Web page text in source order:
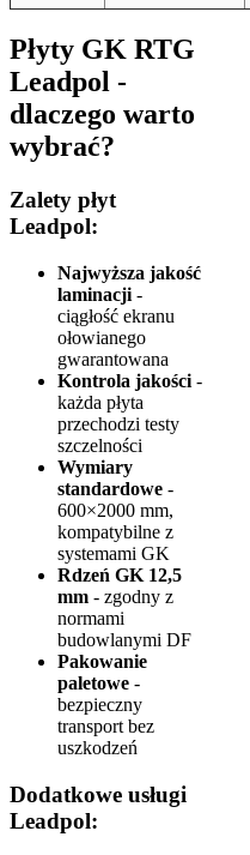
Płyty GK RTG
Leadpol -
dlaczego warto
wybrać?
Zalety płyt
Leadpol:
Najwyższa jakość
laminacji -
ciągłość ekranu
ołowianego
gwarantowana
Kontrola jakości -
każda płyta
przechodzi testy
szczelności
Wymiary
standardowe -
600×2000 mm,
kompatybilne z
systemami GK
Rdzeń GK 12,5
mm - zgodny z
normami
budowlanymi DF
Pakowanie
paletowe -
bezpieczny
transport bez
uszkodzeń
Dodatkowe usługi
Leadpol: